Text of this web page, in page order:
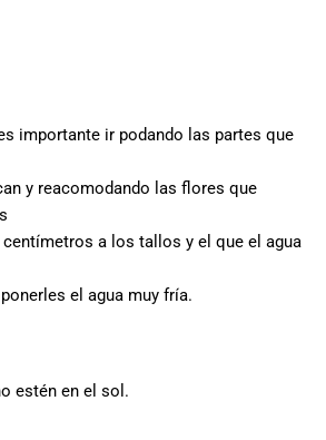
importante ir podando las partes que
y reacomodando las flores que
a los tallos y el que el agua
el agua muy fría.
estén en el sol.